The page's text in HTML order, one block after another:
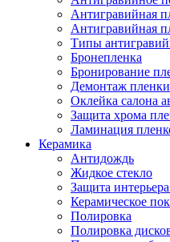
Антигравийная
Антигравийная
Типы
Бронепленка
Бронирование
Демонтаж пленки
Оклейка салона
Защита хрома
Ламинация
Керамика
Антидождь
Жидкое стекло
Защита
Керамическое
Полировка
Полировка